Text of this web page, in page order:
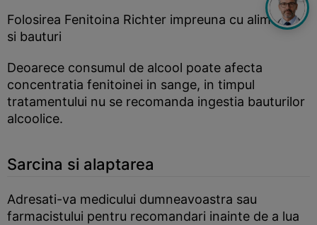
Folosirea Fenitoina Richter impreuna cu alimente
si bauturi
Deoarece consumul de alcool poate afecta
concentratia fenitoinei in sange, in timpul
tratamentului nu se recomanda ingestia bauturilor
alcoolice.
Sarcina si alaptarea
Adresati-va medicului dumneavoastra sau
farmacistului pentru recomandari inainte de a lua